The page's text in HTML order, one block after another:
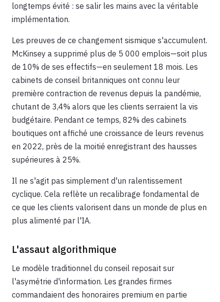
longtemps évité : se salir les mains avec la véritable
implémentation.
Les preuves de ce changement sismique s'accumulent.
McKinsey a supprimé plus de 5 000 emplois—soit plus
de 10% de ses effectifs—en seulement 18 mois. Les
cabinets de conseil britanniques ont connu leur
première contraction de revenus depuis la pandémie,
chutant de 3,4% alors que les clients serraient la vis
budgétaire. Pendant ce temps, 82% des cabinets
boutiques ont affiché une croissance de leurs revenus
en 2022, près de la moitié enregistrant des hausses
supérieures à 25%.
Il ne s'agit pas simplement d'un ralentissement
cyclique. Cela reflète un recalibrage fondamental de
ce que les clients valorisent dans un monde de plus en
plus alimenté par l'IA.
L'assaut algorithmique
Le modèle traditionnel du conseil reposait sur
l'asymétrie d'information. Les grandes firmes
commandaient des honoraires premium en partie